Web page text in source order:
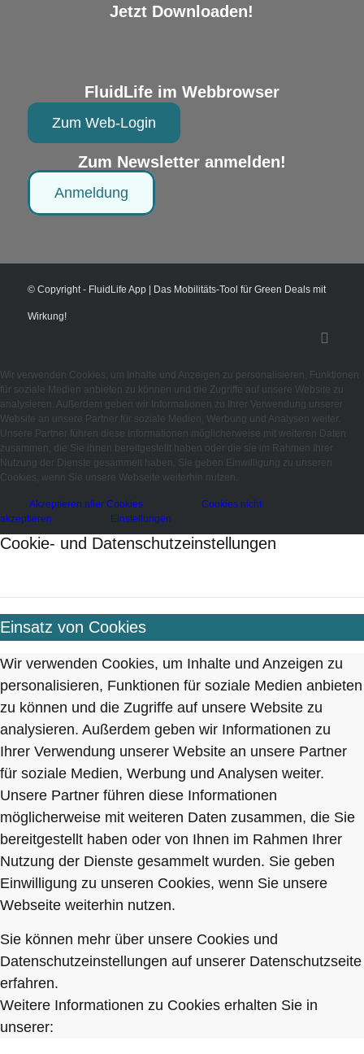
Jetzt Downloaden!
FluidLife im Webbrowser
Zum Web-Login
Zum Newsletter anmelden!
Anmeldung
© Copyright - FluidLife App | Das Mobilitäts-Tool für Green Deals mit
Wirkung!
Wir verwenden Cookies, um Inhalte und Anzeigen zu personalisieren, Funktionen
für soziale Medien anbieten zu können und die Zugriffe auf unsere Website zu
analysieren. Außerdem geben wir Informationen zu Ihrer Verwendung unserer
Website an unsere Partner für soziale Medien, Werbung und Analysen weiter.
Unsere Partner führen diese Informationen möglicherweise mit weiteren Daten
zusammen, die Sie ihnen bereitgestellt haben oder die sie im Rahmen Ihrer
Nutzung der Dienste gesammelt haben. Sie geben Einwilligung zu unseren
Cookies, wenn Sie unsere Webseite weiterhin nutzen.
Akzeptieren aller Cookies
Cookies nicht
akzeptieren
Einstellungen
Cookie- und Datenschutzeinstellungen
Einsatz von Cookies
Wir verwenden Cookies, um Inhalte und Anzeigen zu
personalisieren, Funktionen für soziale Medien anbieten
zu können und die Zugriffe auf unsere Website zu
analysieren. Außerdem geben wir Informationen zu
Ihrer Verwendung unserer Website an unsere Partner
für soziale Medien, Werbung und Analysen weiter.
Unsere Partner führen diese Informationen
möglicherweise mit weiteren Daten zusammen, die Sie
bereitgestellt haben oder von Ihnen im Rahmen Ihrer
Nutzung der Dienste gesammelt wurden. Sie geben
Einwilligung zu unseren Cookies, wenn Sie unsere
Webseite weiterhin nutzen.
Sie können mehr über unsere Cookies und
Datenschutzeinstellungen auf unserer Datenschutzseite
erfahren.
Weitere Informationen zu Cookies erhalten Sie in
unserer: